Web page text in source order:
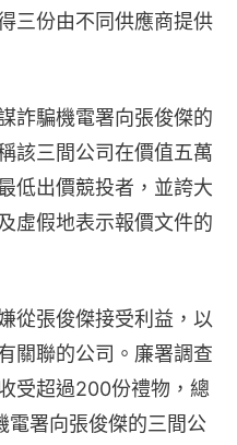
三份由不同供應商提供
詐騙機電署向張俊傑的
該三間公司在價值五萬
低出價競投者，並誇大
虛假地表示報價文件的
從張俊傑接受利益，以
關聯的公司。廉署調查
受超過200份禮物，總
電署向張俊傑的三間公